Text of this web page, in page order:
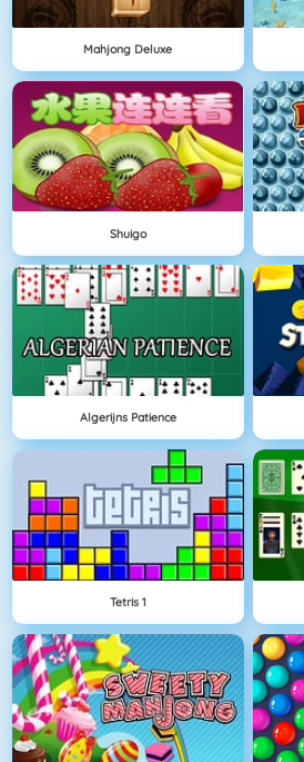
Mahjong Deluxe
Shuigo
Algerijns Patience
Tetris 1